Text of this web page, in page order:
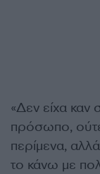
«∆εν είχα
πρόσωπο,
περίμενα,
το κάνω με